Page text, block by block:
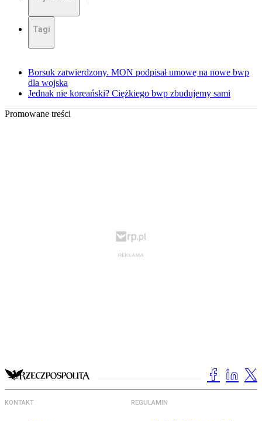
Tagi
Borsuk zatwierdzony. MON podpisał umowę na nowe bwp
dla wojska
Jednak nie koreański? Ciężkiego bwp zbudujemy sami
Promowane treści
KONTAKT REGULAMIN